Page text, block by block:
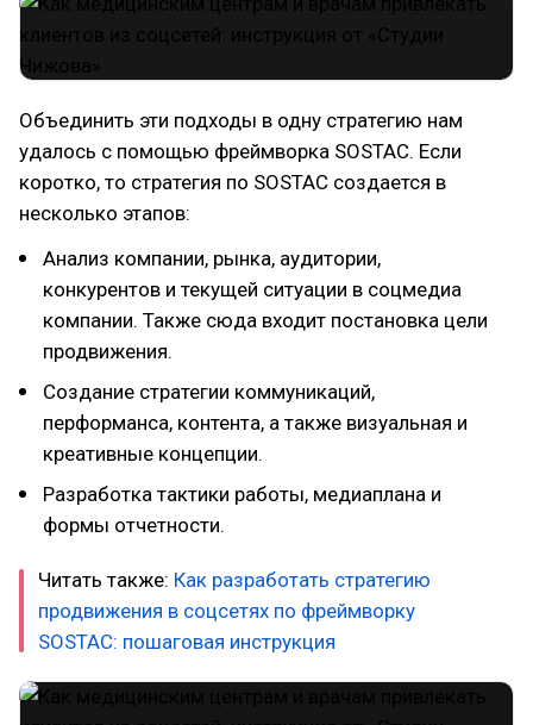
Объединить эти подходы в одну стратегию нам
удалось с помощью фреймворка SOSTAC. Если
коротко, то стратегия по SOSTAC создается в
несколько этапов:
Анализ компании, рынка, аудитории,
конкурентов и текущей ситуации в соцмедиа
компании. Также сюда входит постановка цели
продвижения.
Создание стратегии коммуникаций,
перформанса, контента, а также визуальная и
креативные концепции.
Разработка тактики работы, медиаплана и
формы отчетности.
Читать также: Как разработать стратегию
продвижения в соцсетях по фреймворку
SOSTAC: пошаговая инструкция